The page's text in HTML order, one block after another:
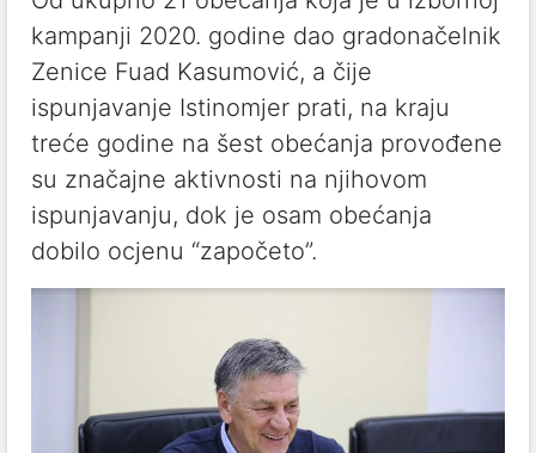
kampanji 2020. godine dao gradonačelnik
Zenice Fuad Kasumović, a čije
ispunjavanje Istinomjer prati, na kraju
treće godine na šest obećanja provođene
su značajne aktivnosti na njihovom
ispunjavanju, dok je osam obećanja
dobilo ocjenu “započeto”.